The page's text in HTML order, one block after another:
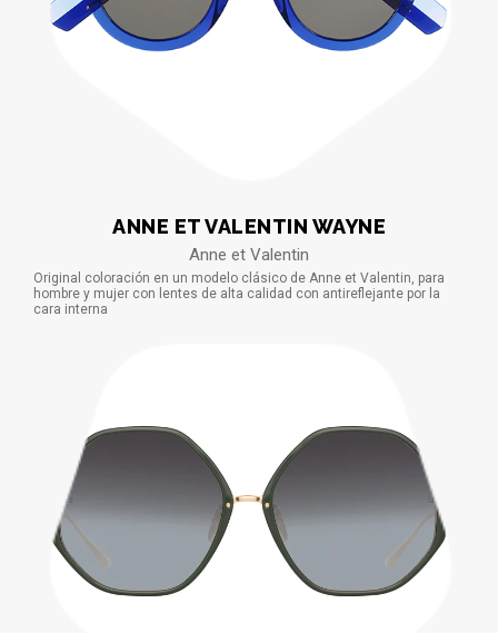
ANNE ET VALENTIN WAYNE
Anne et Valentin
Original coloración en un modelo clásico de Anne et Valentin, para
hombre y mujer con lentes de alta calidad con antireflejante por la
cara interna